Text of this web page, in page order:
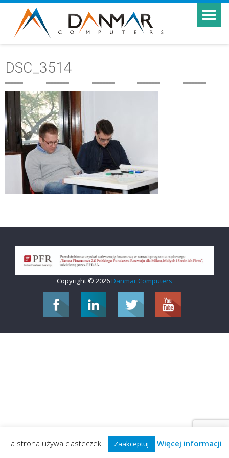
DSC_3514
Copyright © 2026 Danmar Computers
Ta strona używa ciasteczek. Zaakceptuj Więcej informacji